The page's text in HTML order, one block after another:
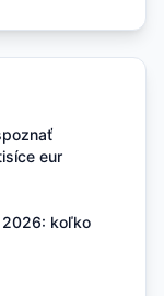
eur
2026: koľko